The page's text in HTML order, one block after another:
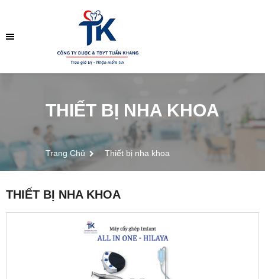
THIẾT BỊ NHA KHOA
Trang Chủ Thiết bị nha khoa
THIẾT BỊ NHA KHOA